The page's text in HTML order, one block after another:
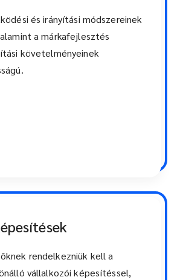
és irányítási módszereinek
a márkafejlesztés
követelményeinek
rendelkezniük kell a
vállalkozói képesítéssel,